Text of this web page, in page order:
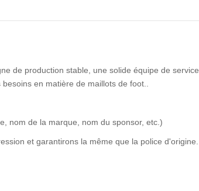
de production stable, une solide équipe de service
en matière de maillots de foot..
nom de la marque, nom du sponsor, etc.)
et garantirons la même que la police d'origine.